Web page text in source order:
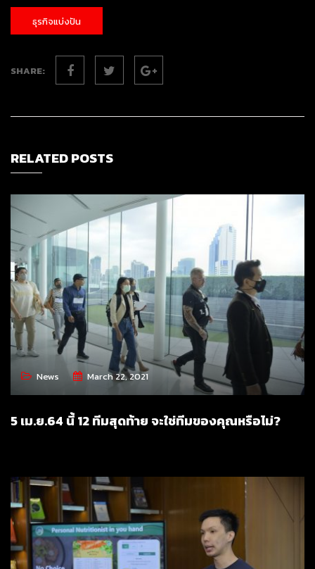
ธุรกิจแบ่งปัน
SHARE:
RELATED POSTS
News March 22, 2021
5 เม.ย.64 นี้ 12 ทีมสุดท้าย จะใช่ทีมของคุณหรือไม่?